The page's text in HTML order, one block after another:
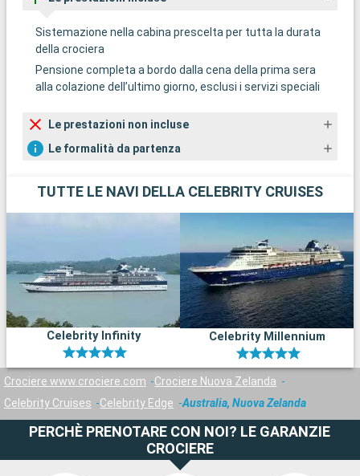
Sistemazione nella cabina prescelta per tutta la durata
della crociera
Pensione completa a bordo dalla cena della prima sera
alla colazione dell’ultimo giorno, esclusi i servizi speciali
Le prestazioni non incluse
Le formalità da partenza
TUTTE LE NAVI DELLA CELEBRITY CRUISES
Celebrity Infinity Celebrity Millennium
Crociere www.crociere.com
Crociere Nuova Zelanda
Celebrity Cruises
Celebrity Edge Australia, Nuova Zelanda
PERCHÈ PRENOTARE CON NOI? LE GARANZIE
CROCIERE